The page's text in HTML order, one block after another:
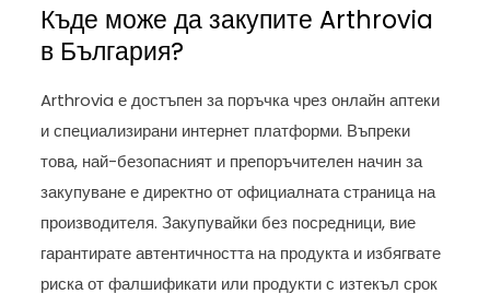
Къде може да закупите Arthrovia
в България?
Arthrovia е достъпен за поръчка чрез онлайн аптеки
и специализирани интернет платформи. Въпреки
това, най-безопасният и препоръчителен начин за
закупуване е директно от официалната страница на
производителя. Закупувайки без посредници, вие
гарантирате автентичността на продукта и избягвате
риска от фалшификати или продукти с изтекъл срок